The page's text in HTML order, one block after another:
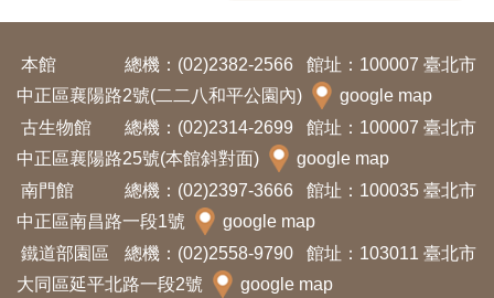
資
訊
安
宣
本館 總機：(02)2382-2566
館址：100007 臺北市
中正區襄陽路2號(二二八和平公園內)
google map
古生物館
總機：(02)2314-2699
館址：100007 臺北市
中正區襄陽路25號(本館斜對面)
google map
南門館
總機：(02)2397-3666
館址：100035 臺北市
中正區南昌路一段1號
google map
鐵道部園區
總機：(02)2558-9790
館址：103011 臺北市
大同區延平北路一段2號
google map